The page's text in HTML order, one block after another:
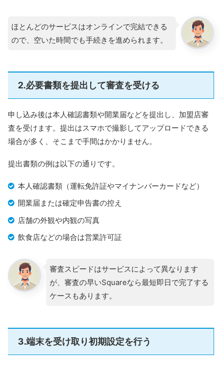
ほとんどのサービスはオンラインで完結できる
ので、空いた時間でも手続きを進められます。
2.必要書類を提出して審査を受ける
申し込み後は本人確認書類や開業届などを提出し、加盟店審
査を受けます。提出はスマホで撮影してアップロードできる
場合が多く、そこまで手間はかかりません。
提出書類の例は以下の通りです。
本人確認書類（運転免許証やマイナンバーカードなど）
開業届または確定申告書の控え
店舗の外観や内観の写真
飲食店などの場合は営業許可証
審査スピードはサービスによって異なります
が、審査の早いSquareなら最短即日で完了する
ケースもあります。
3.端末を受け取り初期設定を行う